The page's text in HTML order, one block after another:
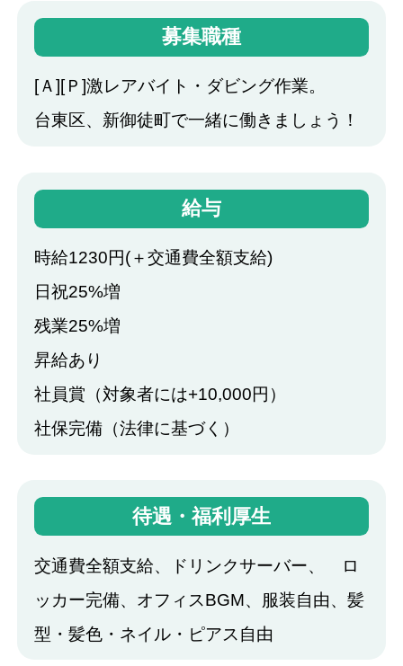
募集職種
[Ａ][Ｐ]激レアバイト・ダビング作業。
台東区、新御徒町で一緒に働きましょう！
給与
時給1230円(＋交通費全額支給)
日祝25%増
残業25%増
昇給あり
社員賞（対象者には+10,000円）
社保完備（法律に基づく）
待遇・福利厚生
交通費全額支給、ドリンクサーバー、 ロ
ッカー完備、オフィスBGM、服装自由、髪
型・髪色・ネイル・ピアス自由